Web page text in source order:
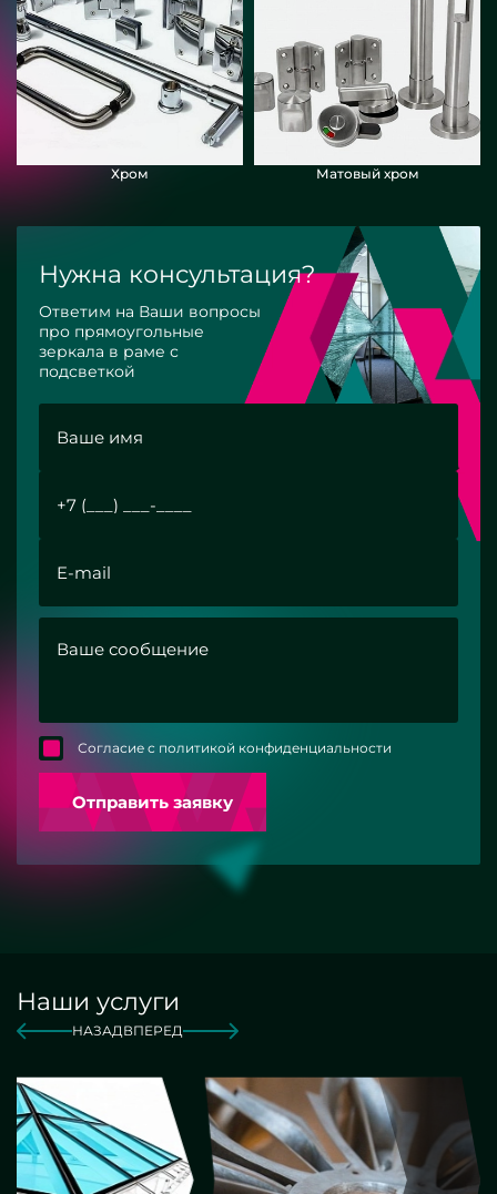
Хром Матовый хром
Нужна консультация?
Ответим на Ваши вопросы
про прямоугольные
зеркала в раме с
подсветкой
Согласие с политикой конфиденциальности
Отправить заявку
Наши услуги
НАЗАДВПЕРЕД